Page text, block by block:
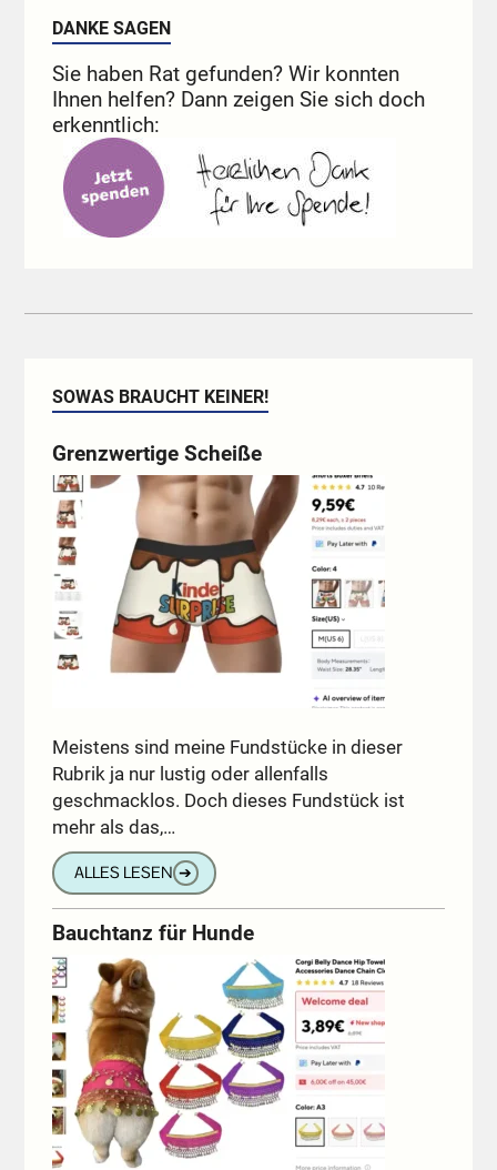
DANKE SAGEN
Sie haben Rat gefunden? Wir konnten
Ihnen helfen? Dann zeigen Sie sich doch
erkenntlich:
SOWAS BRAUCHT KEINER!
Grenzwertige Scheiße
Meistens sind meine Fundstücke in dieser
Rubrik ja nur lustig oder allenfalls
geschmacklos. Doch dieses Fundstück ist
mehr als das,…
ALLES LESEN ➔
Bauchtanz für Hunde